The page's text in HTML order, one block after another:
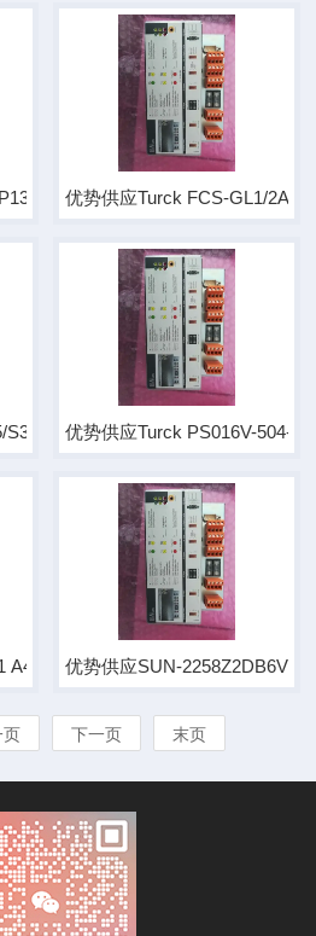
2UP8X-V1141 No.6833005
优势供应Turck FCS-GL1/
S366 Nr:8019162 优势供应Turck
A4 Y82 2048 T NI KR1 F14 IP
优势供应SUN-
页 下一页 末页